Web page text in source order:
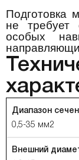
Подготовка
не требует
особых
Диапазон
0,5-35 мм2
Внешний